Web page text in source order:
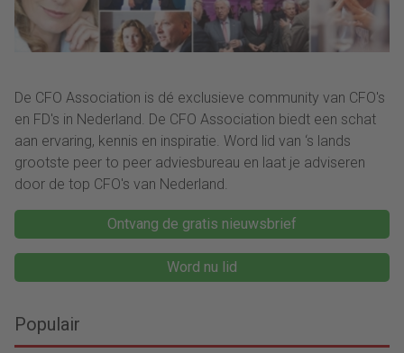
De CFO Association is dé exclusieve community van CFO's
en FD's in Nederland. De CFO Association biedt een schat
aan ervaring, kennis en inspiratie. Word lid van ‘s lands
grootste peer to peer adviesbureau en laat je adviseren
door de top CFO's van Nederland.
Ontvang de gratis nieuwsbrief
Word nu lid
Populair